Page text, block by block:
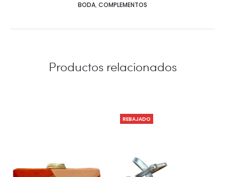
BODA, COMPLEMENTOS
Productos relacionados
REBAJADO